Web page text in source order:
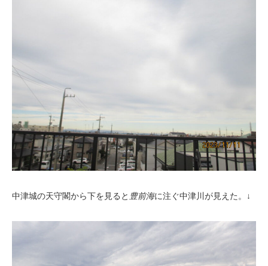
中津城の天守閣から下を見ると 豊前海に注ぐ中津川が見えた。↓